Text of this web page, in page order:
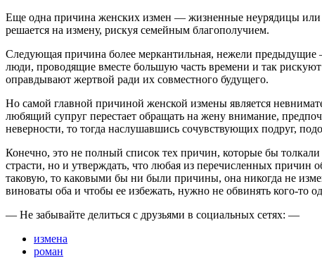
Еще одна причина женских измен — жизненные неурядицы или
решается на измену, рискуя семейным благополучием.
Следующая причина более меркантильная, нежели
люди, проводящие вместе большую часть времени и так
оправдывают жертвой ради их совместного будущего.
Но самой главной причиной женской измены является
любящий супруг перестает обращать на жену внимание,
неверности, то тогда наслушавшись сочувствующих подруг,
Конечно, это не полный список тех причин, которые бы
страсти, но и утверждать, что любая из перечисленных причин
таковую, то каковыми бы ни были причины, она никогда не
виноваты оба и чтобы ее избежать, нужно не обвинять кого-то
— Не забывайте делиться с друзьями в социальных сетях: —
измена
роман